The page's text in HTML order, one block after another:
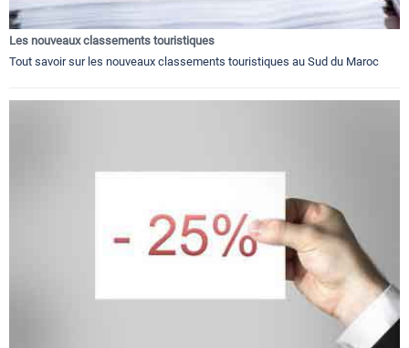
Les nouveaux classements touristiques
Tout savoir sur les nouveaux classements touristiques au Sud du Maroc